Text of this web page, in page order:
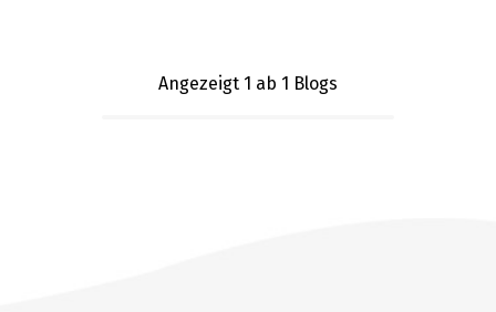
Angezeigt 1 ab 1 Blogs